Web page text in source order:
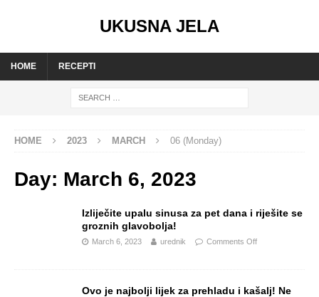
UKUSNA JELA
HOME RECEPTI
HOME 2023 MARCH 06 (Monday)
Day: March 6, 2023
Izliječite upalu sinusa za pet dana i riješite se
groznih glavobolja!
March 6, 2023 urednik Comments Off
Ovo je najbolji lijek za prehladu i kašalj! Ne